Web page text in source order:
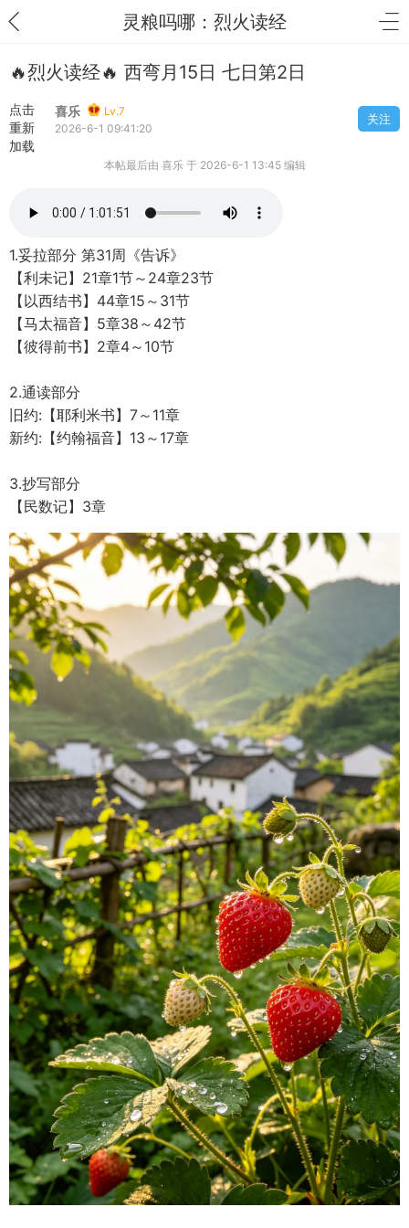
灵粮吗哪：烈火读经
🔥烈火读经🔥 西弯月15日 七日第2日
点击
重新
加载
喜乐
Lv.7
2026-6-1 09:41:20
关注
本帖最后由 喜乐 于 2026-6-1 13:45 编辑
1.妥拉部分 第31周《告诉》
【利未记】21章1节～24章23节
【以西结书】44章15～31节
【马太福音】5章38～42节
【彼得前书】2章4～10节
2.通读部分
旧约:【耶利米书】7～11章
新约:【约翰福音】13～17章
3.抄写部分
【民数记】3章